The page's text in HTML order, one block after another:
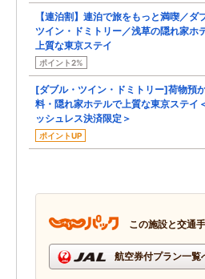
【連泊割】連泊で旅をもっと満喫／ダ
ツイン・ドミトリー／浅草の隠れ家ホ
上質な東京ステイ
ポイント2%
[ダブル・ツイン・ドミトリー]荷物預
料・隠れ家ホテルで上質な東京ステイ
ッシュレス決済限定＞
ポイントUP
この施設と交通
航空券付プラン一覧